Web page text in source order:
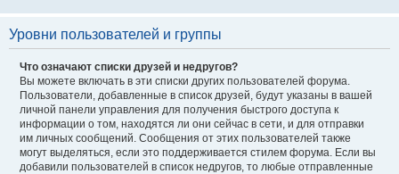
Уровни пользователей и группы
Что означают списки друзей и недругов?
Вы можете включать в эти списки других пользователей форума.
Пользователи, добавленные в список друзей, будут указаны в вашей
личной панели управления для получения быстрого доступа к
информации о том, находятся ли они сейчас в сети, и для отправки
им личных сообщений. Сообщения от этих пользователей также
могут выделяться, если это поддерживается стилем форума. Если вы
добавили пользователей в список недругов, то любые отправленные